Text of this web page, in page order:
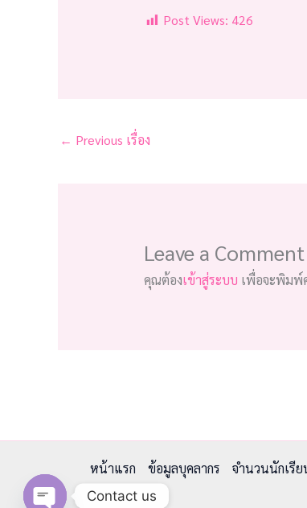
Post Views: 426
← Previous เรื่อง
Leave a Comment
คุณต้องเข้าสู่ระบบ เพื่อจะพิมพ์
หน้าแรก ข้อมูลบุคลากร จำนวนนักเรีย
Contact us